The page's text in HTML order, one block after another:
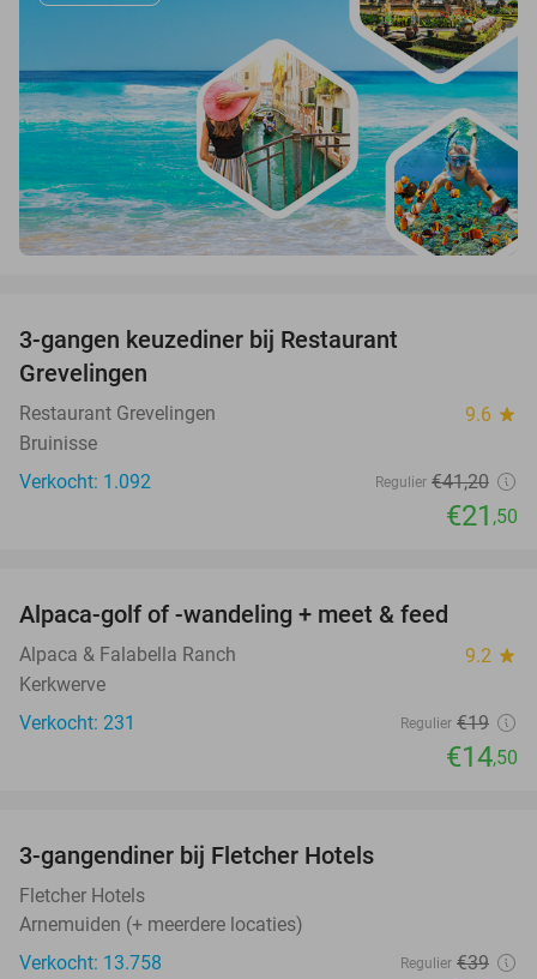
3-gangen keuzediner bij Restaurant
Grevelingen
Restaurant Grevelingen 9.6 star
Bruinisse
Verkocht: 1.092
Regulier €41,20
€21 ,50
Alpaca-golf of -wandeling + meet & feed
Alpaca & Falabella Ranch 9.2 star
Kerkwerve
Verkocht: 231
Regulier €19
€14,50
3-gangendiner bij Fletcher Hotels
Fletcher Hotels
Arnemuiden (+ meerdere locaties)
Verkocht: 13.758
Regulier €39